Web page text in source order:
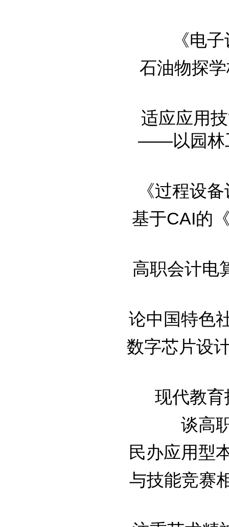
《电
石油物探
适应应用
——以园林
《过程设
基于CAI的
高职会计电
论中国特色
数字芯片设
现代教育
谈高
民办应用型
与技能竞赛